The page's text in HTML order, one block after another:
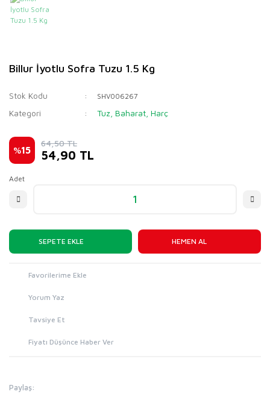
Billur İyotlu Sofra Tuzu 1.5 Kg
Stok Kodu SHV006267
Kategori Tuz, Baharat, Harç
%15
64,50 TL
54,90 TL
Adet
SEPETE EKLE HEMEN AL
Yorum Yaz
Tavsiye Et
Fiyatı Düşünce Haber Ver
Paylaş: